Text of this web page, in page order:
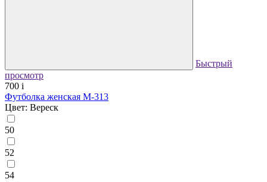
Быстрый
просмотр
700 i
Футболка женская М-313
Цвет: Вереск
50
52
54